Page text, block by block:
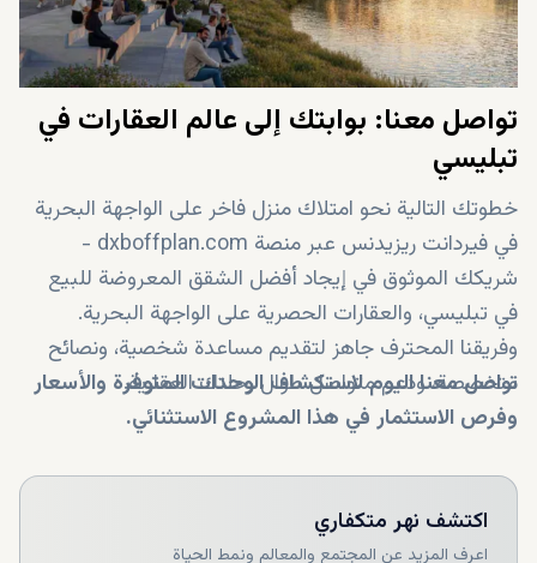
تواصل معنا: بوابتك إلى عالم العقارات في
تبليسي
خطوتك التالية نحو امتلاك منزل فاخر على الواجهة البحرية
في فيردانت ريزيدنس عبر منصة dxboffplan.com -
شريكك الموثوق في إيجاد أفضل الشقق المعروضة للبيع
في تبليسي، والعقارات الحصرية على الواجهة البحرية.
وفريقنا المحترف جاهز لتقديم مساعدة شخصية، ونصائح
متخصصة، ودعم متواصل طوال رحلتك العقارية.
تواصل معنا اليوم لاستكشاف الوحدات المتوفرة والأسعار
وفرص الاستثمار في هذا المشروع الاستثنائي.
اكتشف نهر متكفاري
اعرف المزيد عن المجتمع والمعالم ونمط الحياة